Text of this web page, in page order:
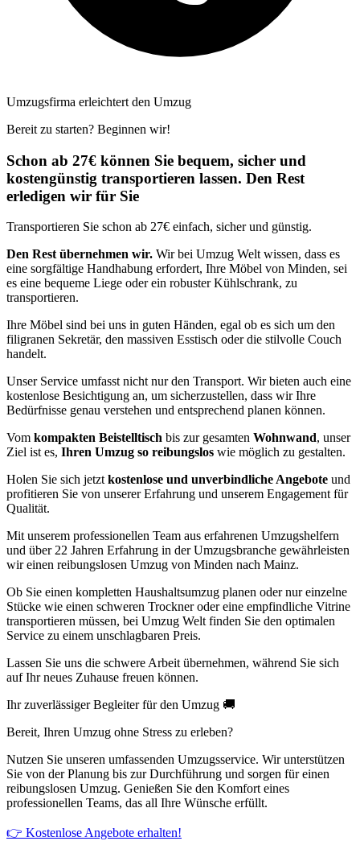
Umzugsfirma erleichtert den Umzug
Bereit zu starten? Beginnen wir!
Schon ab 27€ können Sie bequem, sicher und
kostengünstig transportieren lassen. Den Rest
erledigen wir für Sie
Transportieren Sie schon ab 27€ einfach, sicher und günstig.
Den Rest übernehmen wir. Wir bei Umzug Welt wissen, dass es
eine sorgfältige Handhabung erfordert, Ihre Möbel von Minden, sei
es eine bequeme Liege oder ein robuster Kühlschrank, zu
transportieren.
Ihre Möbel sind bei uns in guten Händen, egal ob es sich um den
filigranen Sekretär, den massiven Esstisch oder die stilvolle Couch
handelt.
Unser Service umfasst nicht nur den Transport. Wir bieten auch eine
kostenlose Besichtigung an, um sicherzustellen, dass wir Ihre
Bedürfnisse genau verstehen und entsprechend planen können.
Vom kompakten Beistelltisch bis zur gesamten Wohnwand, unser
Ziel ist es, Ihren Umzug so reibungslos wie möglich zu gestalten.
Holen Sie sich jetzt kostenlose und unverbindliche Angebote und
profitieren Sie von unserer Erfahrung und unserem Engagement für
Qualität.
Mit unserem professionellen Team aus erfahrenen Umzugshelfern
und über 22 Jahren Erfahrung in der Umzugsbranche gewährleisten
wir einen reibungslosen Umzug von Minden nach Mainz.
Ob Sie einen kompletten Haushaltsumzug planen oder nur einzelne
Stücke wie einen schweren Trockner oder eine empfindliche Vitrine
transportieren müssen, bei Umzug Welt finden Sie den optimalen
Service zu einem unschlagbaren Preis.
Lassen Sie uns die schwere Arbeit übernehmen, während Sie sich
auf Ihr neues Zuhause freuen können.
Ihr zuverlässiger Begleiter für den Umzug 🚚
Bereit, Ihren Umzug ohne Stress zu erleben?
Nutzen Sie unseren umfassenden Umzugsservice. Wir unterstützen
Sie von der Planung bis zur Durchführung und sorgen für einen
reibungslosen Umzug. Genießen Sie den Komfort eines
professionellen Teams, das all Ihre Wünsche erfüllt.
👉 Kostenlose Angebote erhalten!